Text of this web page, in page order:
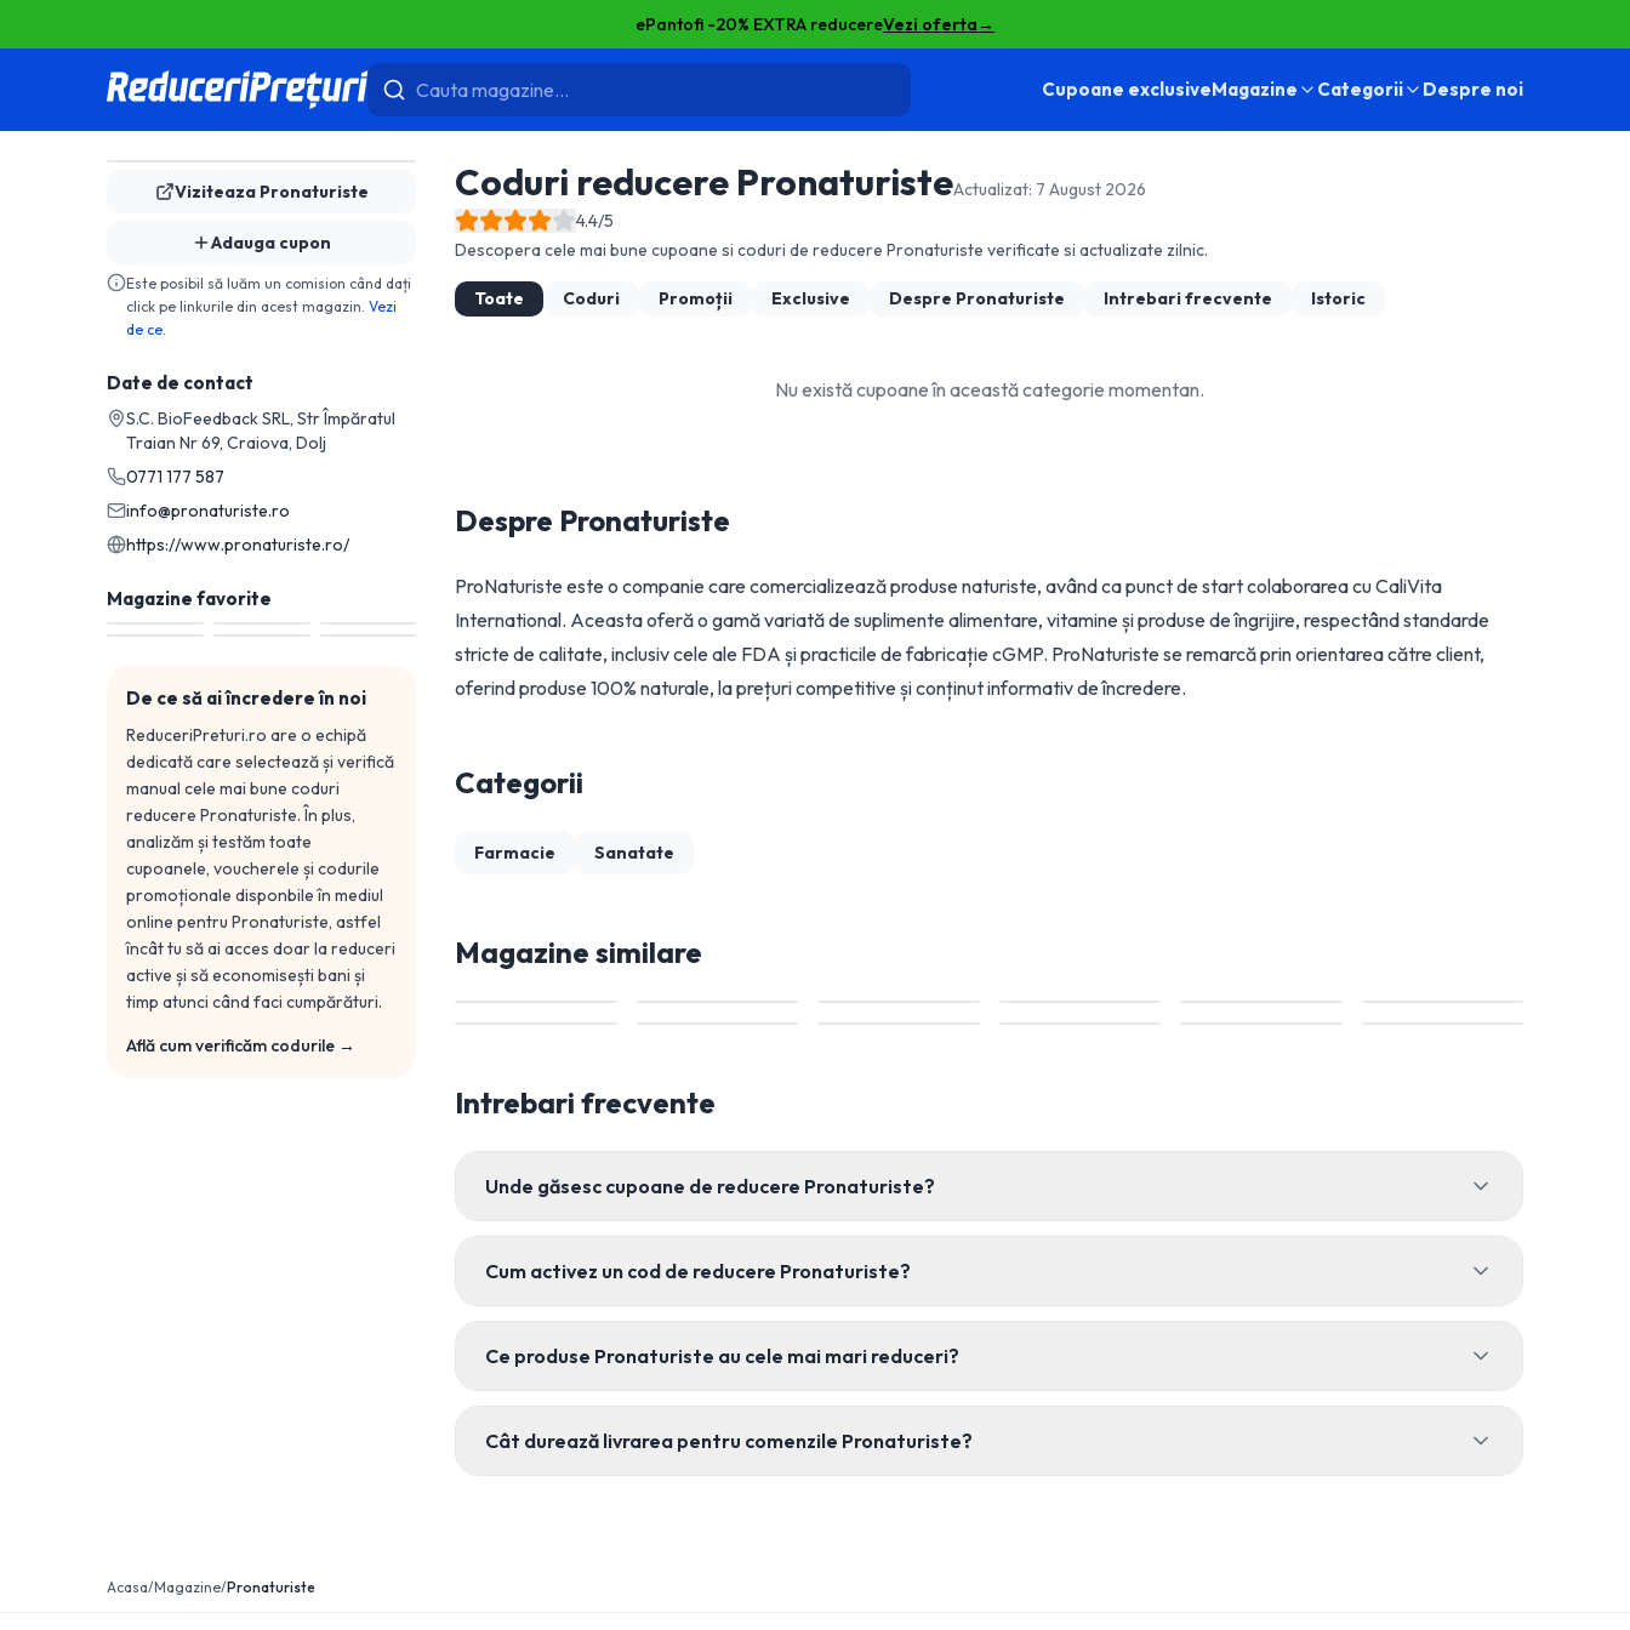
ePantofi -20% EXTRA reducereVezi oferta→
Cupoane exclusiveMagazine Categorii Despre noi
Viziteaza Pronaturiste
Adauga cupon
Este posibil să luăm un comision când dați
click pe linkurile din acest magazin. Vezi
de ce.
Date de contact
S.C. BioFeedback SRL, Str Împăratul
Traian Nr 69, Craiova, Dolj
0771 177 587
info@pronaturiste.ro
https://www.pronaturiste.ro/
Magazine favorite
De ce să ai încredere în noi
ReduceriPreturi.ro are o echipă
dedicată care selectează și verifică
manual cele mai bune coduri
reducere Pronaturiste. În plus,
analizăm și testăm toate
cupoanele, voucherele și codurile
promoționale disponbile în mediul
online pentru Pronaturiste, astfel
încât tu să ai acces doar la reduceri
active și să economisești bani și
timp atunci când faci cumpărături.
Află cum verificăm codurile →
Coduri reducere PronaturisteActualizat: 7 August 2026
4.4/5
Descopera cele mai bune cupoane si coduri de reducerePronaturiste verificate si actualizate zilnic.
Toate Coduri Promoții Exclusive Despre Pronaturiste Intrebari frecvente Istoric
Nu există cupoane în această categorie momentan.
Despre Pronaturiste
ProNaturiste este o companie care comercializează produse naturiste, având ca punct de start colaborarea cu CaliVita
International. Aceasta oferă o gamă variată de suplimente alimentare, vitamine și produse de îngrijire, respectând standarde
stricte de calitate, inclusiv cele ale FDA și practicile de fabricație cGMP. ProNaturiste se remarcă prin orientarea către client,
oferind produse 100% naturale, la prețuri competitive și conținut informativ de încredere.
Categorii
Farmacie Sanatate
Magazine similare
Intrebari frecvente
Unde găsesc cupoane de reducere Pronaturiste?
Cum activez un cod de reducere Pronaturiste?
Ce produse Pronaturiste au cele mai mari reduceri?
Cât durează livrarea pentru comenzile Pronaturiste?
Acasa/Magazine/Pronaturiste